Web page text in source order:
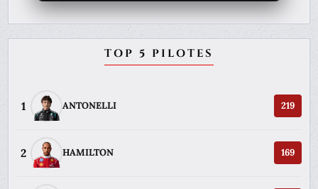
TOP 5 PILOTES
1 ANTONELLI 219
2 HAMILTON 169